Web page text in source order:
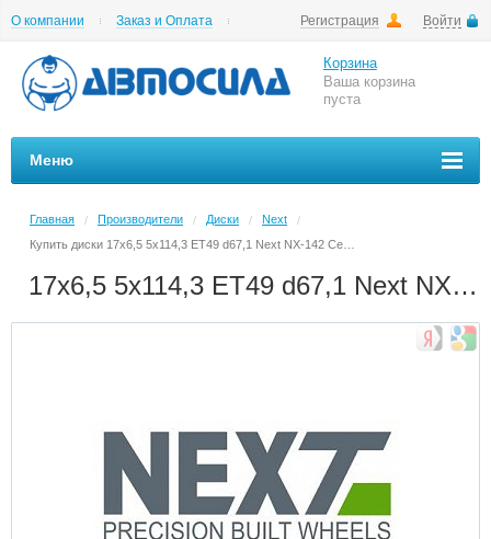
Регистрация Войти
О компании
Заказ и Оплата
Корзина
Ваша корзина
пуста
Меню
Главная / Производители / Диски / Next
/
17x6,5 5x114,3 ET49 d67,1 Next NX-142 Серебристый Стальной